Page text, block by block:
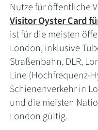
Nutze für öffentliche
Visitor Oyster Card
ist für die meisten
London, inklusive
Straßenbahn, DLR,
Line (Hochfrequenz-
Schienenverkehr in
und die meisten
London gültig.